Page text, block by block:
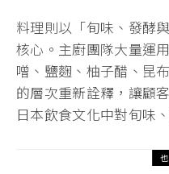
料理則以「旬味、發酵
核心。主廚團隊大量運
噌、鹽麴、柚子醋、昆
的層次重新詮釋，讓顧
日本飲食文化中對旬味